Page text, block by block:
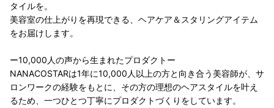
タイルを。
美容室の仕上がりを再現できる、ヘアケア＆スタリングアイテム
をお届けします。
ー10,000人の声から生まれたプロダクトー
NANACOSTARは1年に10,000人以上の方と向き合う美容師が、サ
ロンワークの経験をもとに、その方の理想のヘアスタイルを叶え
るため、一つひとつ丁寧にプロダクトづくりをしています。